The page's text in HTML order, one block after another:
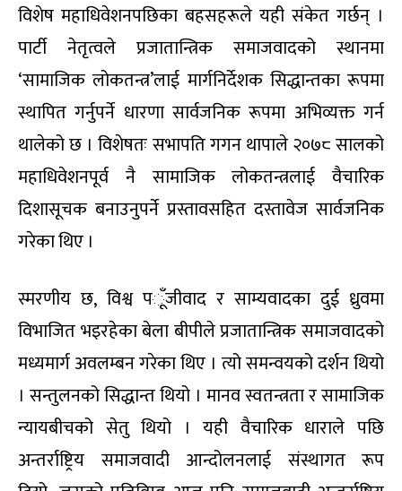
विशेष महाधिवेशनपछिका बहसहरूले यही संकेत गर्छन् ।
पार्टी नेतृत्वले प्रजातान्त्रिक समाजवादको स्थानमा
‘सामाजिक लोकतन्त्र’लाई मार्गनिर्देशक सिद्धान्तका रूपमा
स्थापित गर्नुपर्ने धारणा सार्वजनिक रूपमा अभिव्यक्त गर्न
थालेको छ । विशेषतः सभापति गगन थापाले २०७८ सालको
महाधिवेशनपूर्व नै सामाजिक लोकतन्त्रलाई वैचारिक
दिशासूचक बनाउनुपर्ने प्रस्तावसहित दस्तावेज सार्वजनिक
गरेका थिए ।
स्मरणीय छ, विश्व पूँजीवाद र साम्यवादका दुई ध्रुवमा
विभाजित भइरहेका बेला बीपीले प्रजातान्त्रिक समाजवादको
मध्यमार्ग अवलम्बन गरेका थिए । त्यो समन्वयको दर्शन थियो
। सन्तुलनको सिद्धान्त थियो । मानव स्वतन्त्रता र सामाजिक
न्यायबीचको सेतु थियो । यही वैचारिक धाराले पछि
अन्तर्राष्ट्रिय समाजवादी आन्दोलनलाई संस्थागत रूप